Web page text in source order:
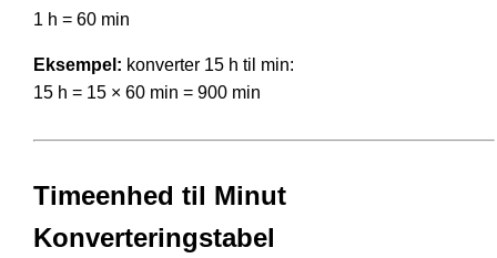
1 h = 60 min
Eksempel: konverter 15 h til min:
15 h = 15 × 60 min = 900 min
Timeenhed til Minut
Konverteringstabel